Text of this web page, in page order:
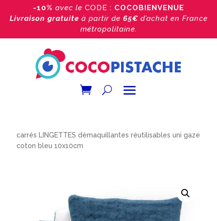
-10% avec le CODE : COCOBIENVENUE
Livraison gratuite à partir de 65€ d’achat en France
métropolitaine.
carrés LINGETTES démaquillantes réutilisables uni gaze
coton bleu 10x10cm